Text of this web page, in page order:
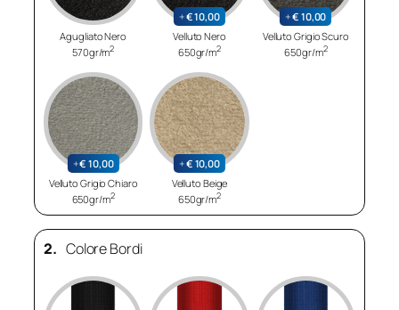
Agugliato Nero
570gr/m2
+€10,00
Velluto Nero
650gr/m2
+€ 10,00
Velluto Grigio Scuro
650gr/m2
+€ 10,00
Velluto Grigio Chiaro
650gr/m2
+€ 10,00
Velluto Beige
650gr/m2
2. Colore Bordi